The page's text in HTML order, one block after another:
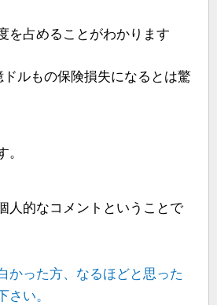
を占めることがわかります
ドルもの保険損失になるとは驚
人的なコメントということで
かった方、なるほどと思った
さい。